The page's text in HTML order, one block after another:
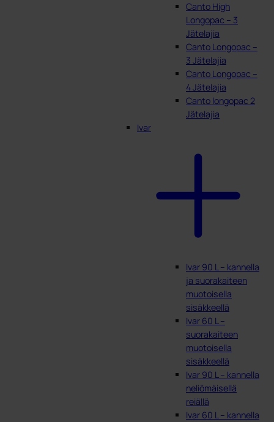
Canto High
Longopac – 3
Jätelajia
Canto Longopac –
3 Jätelajia
Canto Longopac –
4 Jätelajia
Canto longopac 2
Jätelajia
Ivar
Ivar 90 L – kannella
ja suorakaiteen
muotoisella
sisäkkeellä
Ivar 60 L –
suorakaiteen
muotoisella
sisäkkeellä
Ivar 90 L – kannella
neliömäisellä
reiällä
Ivar 60 L – kannella